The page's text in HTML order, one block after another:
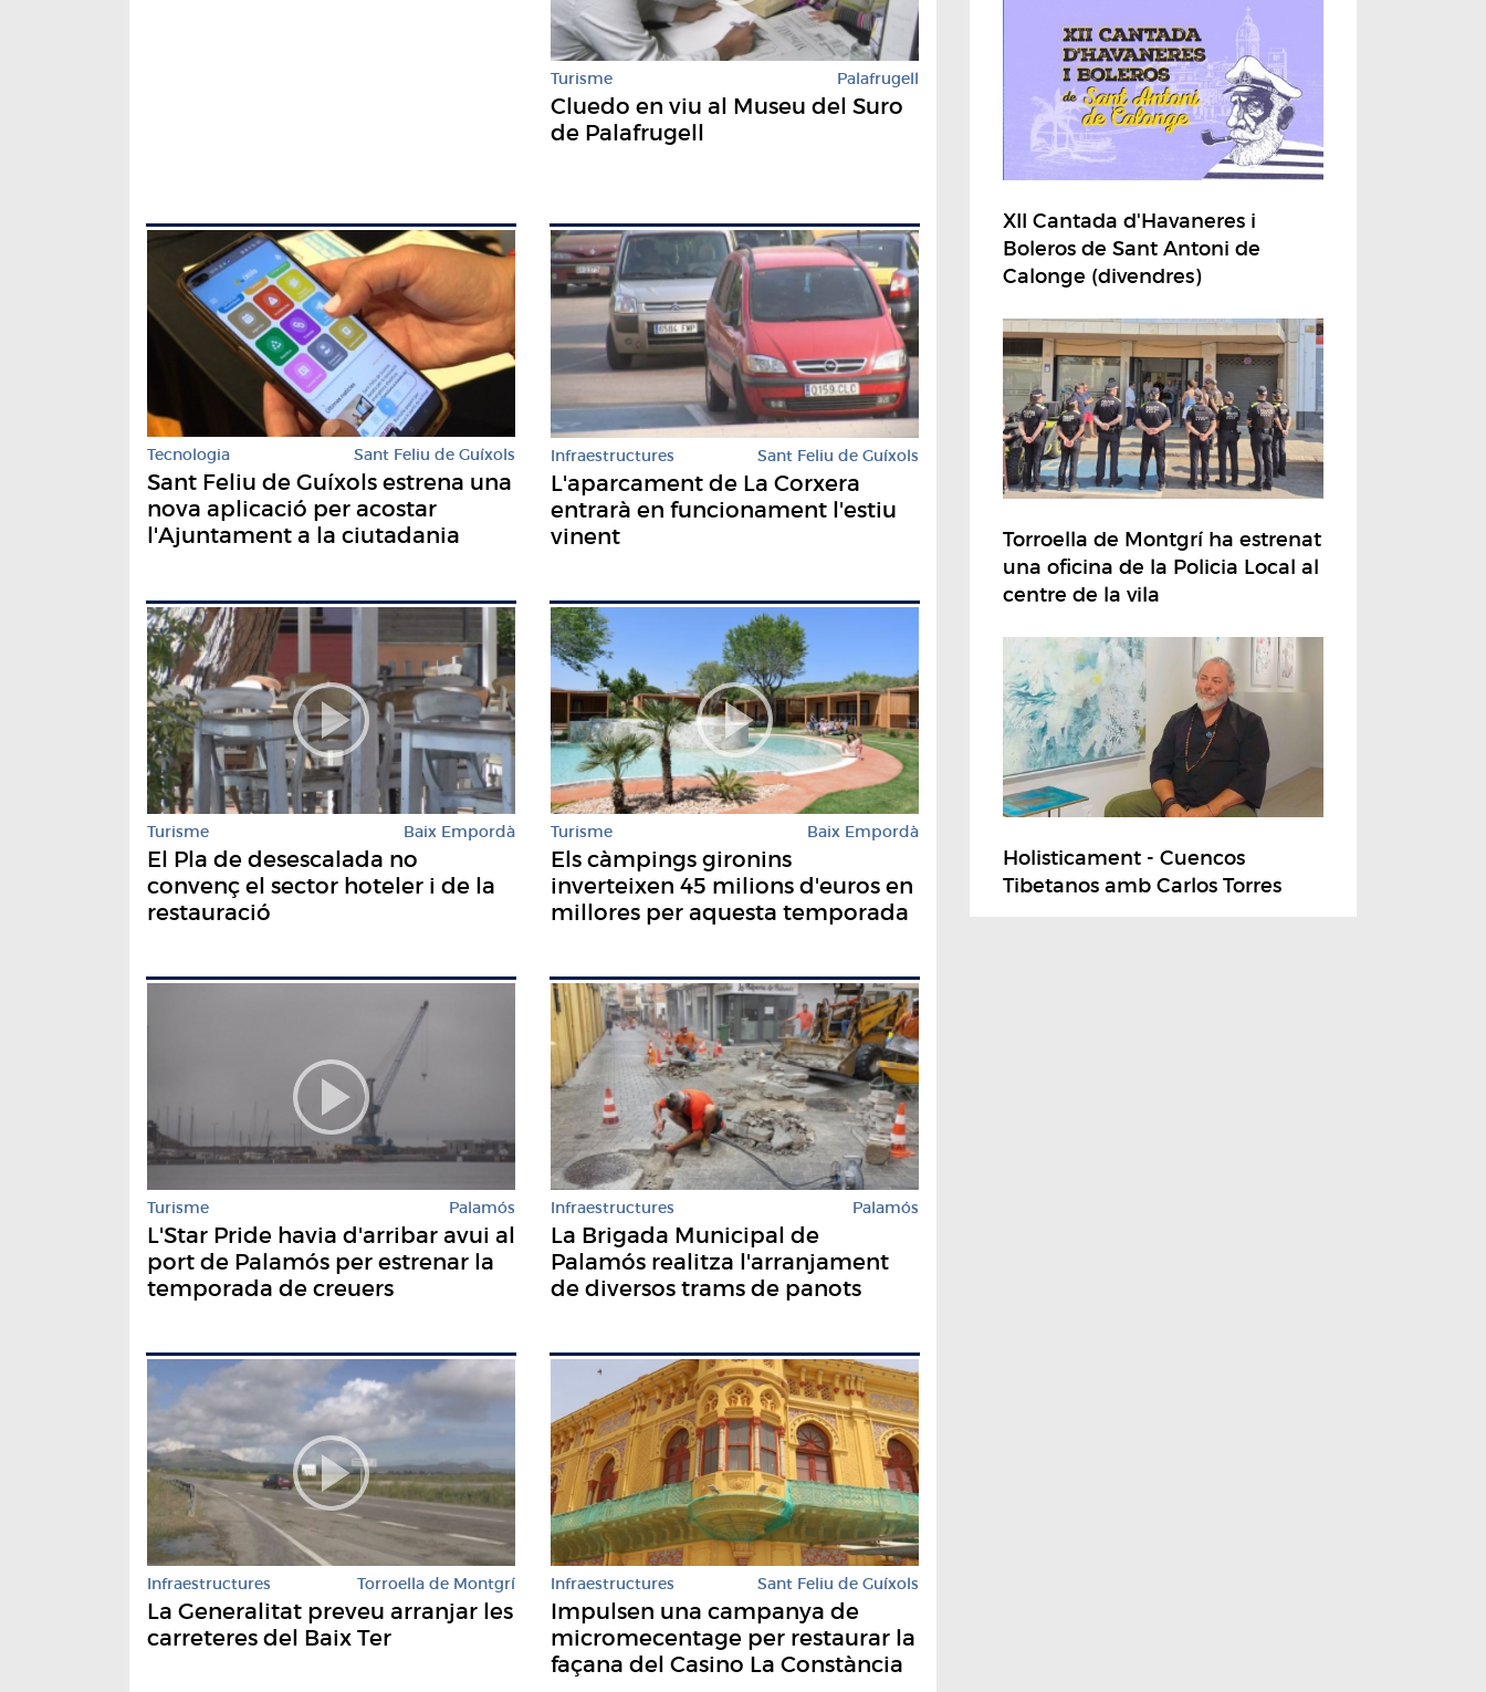
Turisme Palafrugell
Cluedo en viu al Museu del Suro
de Palafrugell
Tecnologia Sant Feliu de Guíxols
Sant Feliu de Guíxols estrena una
nova aplicació per acostar
l'Ajuntament a la ciutadania
Infraestructures Sant Feliu de Guíxols
L'aparcament de La Corxera
entrarà en funcionament l'estiu
vinent
Turisme Baix Empordà
El Pla de desescalada no
convenç el sector hoteler i de la
restauració
Turisme Baix Empordà
Els càmpings gironins
inverteixen 45 milions d'euros en
millores per aquesta temporada
Turisme Palamós
L'Star Pride havia d'arribar avui al
port de Palamós per estrenar la
temporada de creuers
Infraestructures Palamós
La Brigada Municipal de
Palamós realitza l'arranjament
de diversos trams de panots
Infraestructures Torroella de Montgrí
La Generalitat preveu arranjar les
carreteres del Baix Ter
Infraestructures Sant Feliu de Guíxols
Impulsen una campanya de
micromecentage per restaurar la
façana del Casino La Constància
XII Cantada d'Havaneres i
Boleros de Sant Antoni de
Calonge (divendres)
Torroella de Montgrí ha estrenat
una oficina de la Policia Local al
centre de la vila
Holisticament - Cuencos
Tibetanos amb Carlos Torres